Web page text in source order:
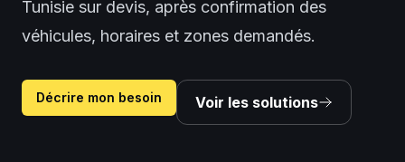
Tunisie sur devis, après confirmation des
véhicules, horaires et zones demandés.
Décrire mon besoin Voir les solutions